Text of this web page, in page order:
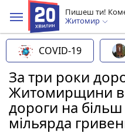
Пишеш ти!
Житомир
COVID-19
За три роки
Житомирщини
дороги на більш
мільярда